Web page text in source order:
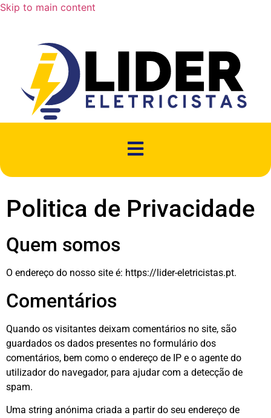
Skip to main content
Politica de Privacidade
Quem somos
O endereço do nosso site é: https://lider-eletricistas.pt.
Comentários
Quando os visitantes deixam comentários no site, são
guardados os dados presentes no formulário dos
comentários, bem como o endereço de IP e o agente do
utilizador do navegador, para ajudar com a detecção de
spam.
Uma string anónima criada a partir do seu endereço de